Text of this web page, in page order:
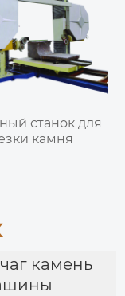
станок для
камня
камень